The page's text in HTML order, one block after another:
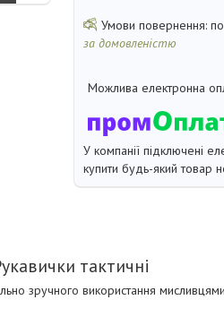
за домовленістю
У компанії підключені
купити будь-який товар
тактичні
зручного використання